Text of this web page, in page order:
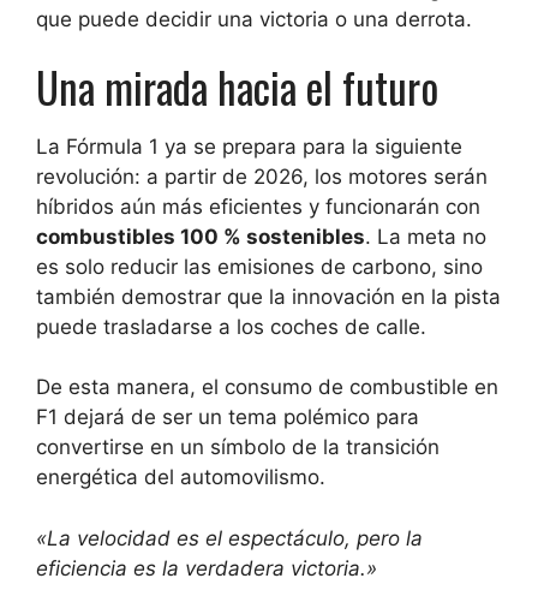
que puede decidir una victoria o una derrota.
Una mirada hacia el futuro
La Fórmula 1 ya se prepara para la siguiente
revolución: a partir de 2026, los motores serán
híbridos aún más eficientes y funcionarán con
combustibles 100 % sostenibles. La meta no
es solo reducir las emisiones de carbono, sino
también demostrar que la innovación en la pista
puede trasladarse a los coches de calle.
De esta manera, el consumo de combustible en
F1 dejará de ser un tema polémico para
convertirse en un símbolo de la transición
energética del automovilismo.
«La velocidad es el espectáculo, pero la
eficiencia es la verdadera victoria.»